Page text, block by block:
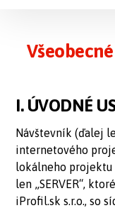
I. ÚVODNÉ
Návštevník (ďalej
internetového
lokálneho
len „SERVER“,
iProfil.sk s.r.o., so